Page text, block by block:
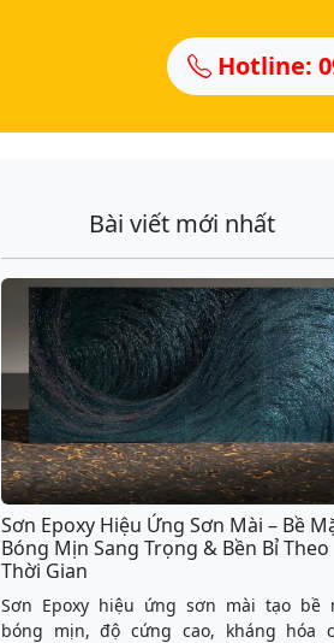
Hotline:
Bài viết mới nhất
Sơn Epoxy Hiệu Ứng Sơn Mài – Bề
Bóng Mịn Sang Trọng & Bền Bỉ Theo
Thời Gian
Sơn Epoxy hiệu ứng sơn mài tạo bề
bóng mịn, độ cứng cao, kháng hóa